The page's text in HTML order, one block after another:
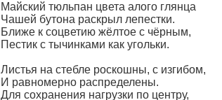
Майский тюльпан цвета алого глянца
Чашей бутона раскрыл лепестки.
Ближе к соцветию жёлтое с чёрным,
Пестик с тычинками как угольки.
Листья на стебле роскошны, с изгибом,
И равномерно распределены.
Для сохранения нагрузки по центру,